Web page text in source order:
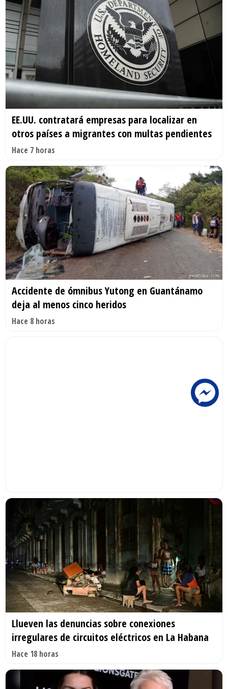
EE.UU. contratará empresas para localizar en
otros países a migrantes con multas pendientes
Hace 7 horas
Accidente de ómnibus Yutong en Guantánamo
deja al menos cinco heridos
Hace 8 horas
Llueven las denuncias sobre conexiones
irregulares de circuitos eléctricos en La Habana
Hace 18 horas